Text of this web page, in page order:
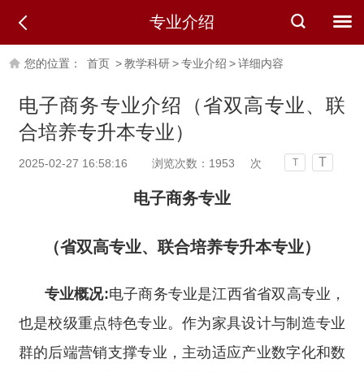
专业介绍
您的位置： 首页 >教学科研>专业介绍 >详细内容
电子商务专业介绍（省双高专业、联
合培养专升本专业）
2025-02-27 16:58:16 浏览次数： 1953 次 T T
电子商务专业
（省双高专业、联合培养专升本专业）
专业概况:电子商务专业是江西省省双高专业，
也是校级重点特色专业。作为家具设计与制造专业
群的后端营销支撑专业，主动适应产业数字化和数